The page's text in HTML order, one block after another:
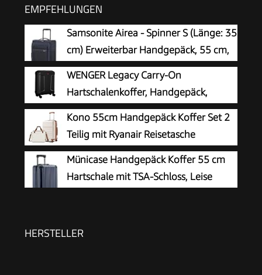
EMPFEHLUNGEN
Samsonite Airea - Spinner S (Länge: 35
cm) Erweiterbar Handgepäck, 55 cm,
38/43.5 L, Blau (Dark Blue)
WENGER Legacy Carry-On
Hartschalenkoffer, Handgepäck,
Trolley, 39 (44) l, Damen Herren,
Business-Reisen Urlaub, Schwarz, 610865
Kono 55cm Handgepäck Koffer Set 2
Teilig mit Ryanair Reisetasche
40x30x20cm
Münicase Handgepäck Koffer 55 cm
Hartschale mit TSA-Schloss, Leise
HERSTELLER